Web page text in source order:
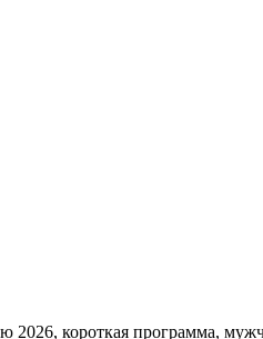
2026, короткая программа,